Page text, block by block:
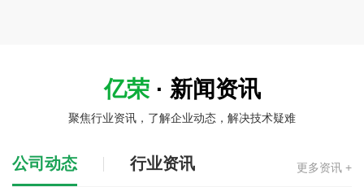
亿荣 · 新闻资讯
聚焦行业资讯，了解企业动态，解决技术疑难
公司动态 行业资讯 更多资讯 +